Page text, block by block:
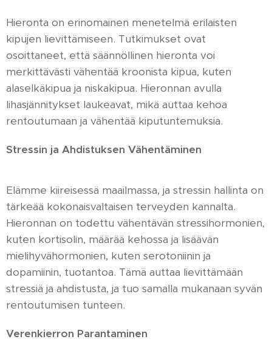
Hieronta on erinomainen menetelmä erilaisten
kipujen lievittämiseen. Tutkimukset ovat
osoittaneet, että säännöllinen hieronta voi
merkittävästi vähentää kroonista kipua, kuten
alaselkäkipua ja niskakipua. Hieronnan avulla
lihasjännitykset laukeavat, mikä auttaa kehoa
rentoutumaan ja vähentää kiputuntemuksia.
Stressin ja Ahdistuksen Vähentäminen
Elämme kiireisessä maailmassa, ja stressin hallinta on
tärkeää kokonaisvaltaisen terveyden kannalta.
Hieronnan on todettu vähentävän stressihormonien,
kuten kortisolin, määrää kehossa ja lisäävän
mielihyvähormonien, kuten serotoniinin ja
dopamiinin, tuotantoa. Tämä auttaa lievittämään
stressiä ja ahdistusta, ja tuo samalla mukanaan syvän
rentoutumisen tunteen.
Verenkierron Parantaminen